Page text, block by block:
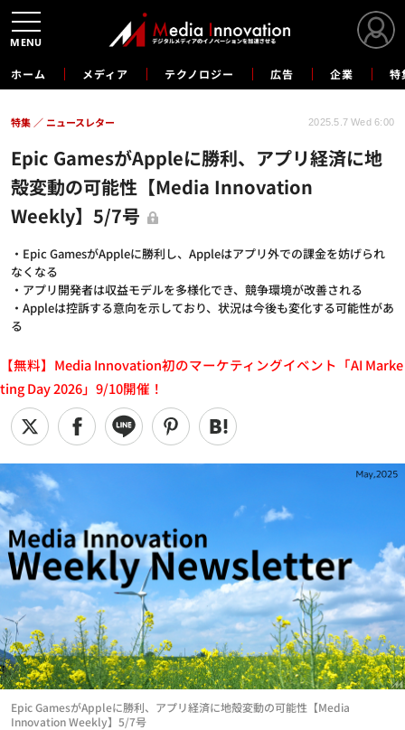
ホーム メディア テクノロジー 広告 企業 特
Epic GamesがAppleに勝利、アプリ経済に地
殻変動の可能性【Media Innovation
Weekly】5/7号
・Epic GamesがAppleに勝利し、Appleはアプリ外での課金を妨げられ
なくなる
・アプリ開発者は収益モデルを多様化でき、競争環境が改善される
・Appleは控訴する意向を示しており、状況は今後も変化する可能性があ
る
特集 ニュースレター 2025.5.7 Wed 6:00
【無料】Media Innovation初のマーケティングイベント「AI Marke
ting Day 2026」9/10開催！
Epic GamesがAppleに勝利、アプリ経済に地殻変動の可能性【Media
Innovation Weekly】5/7号
MENU